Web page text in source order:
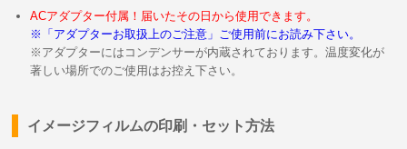
ACアダプター付属！届いたその日から使用できます。
※「アダプターお取扱上のご注意」ご使用前にお読み下さい。
※アダプターにはコンデンサーが内蔵されております。温度変化が
著しい場所でのご使用はお控え下さい。
イメージフィルムの印刷・セット方法